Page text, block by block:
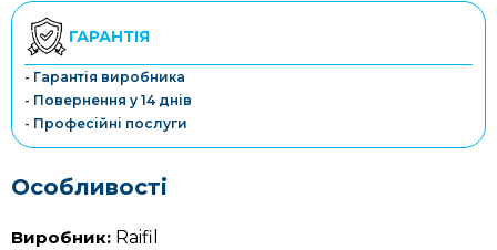
ГАРАНТІЯ
- Гарантія виробника
- Повернення у 14 днів
- Професійні послуги
Особливості
Виробник: Raifil